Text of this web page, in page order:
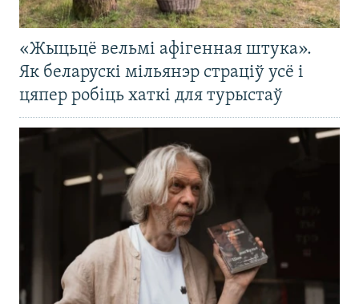
«Жыцьцё вельмі афігенная штука».
Як беларускі мільянэр страціў усё і
цяпер робіць хаткі для турыстаў